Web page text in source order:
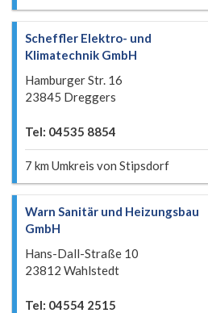
Scheffler Elektro- und
Klimatechnik GmbH
Hamburger Str. 16
23845 Dreggers
Tel: 04535 8854
7 km Umkreis von Stipsdorf
Warn Sanitär und Heizungsbau
GmbH
Hans-Dall-Straße 10
23812 Wahlstedt
Tel: 04554 2515